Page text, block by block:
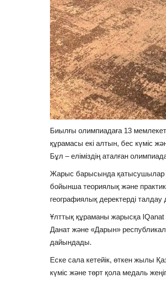
Биылғы олимпиадаға 13
құрамасы екі алтын, бес күміс
Бұл – еліміздің аталған
Жарыс барысында қатысушылар
бойынша теориялық және
географиялық деректерді талдау
Ұлттық құраманы жарысқа IQanat
Данат және «Дарын»
дайындады.
Еске сала кетейік, өткен жылы
күміс және төрт қола медаль
Павлодарда жаңа
ашылды
Шілде 15, 2026 0 1165
Нысан өңірдің туристік
қоспақ.